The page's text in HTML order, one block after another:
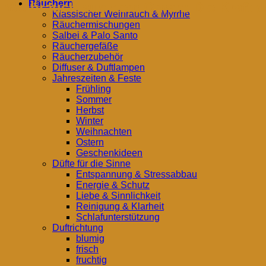
Räuchern
Klassischer Weihrauch & Myrrhe
Räuchermischungen
Salbei & Palo Santo
Räuchergefäße
Räucherzubehör
Diffuser & Duftlampen
Jahreszeiten & Feste
Frühling
Sommer
Herbst
Winter
Weihnachten
Ostern
Geschenkideen
Düfte für die Sinne
Entspannung & Stressabbau
Energie & Schutz
Liebe & Sinnlichkeit
Reinigung & Klarheit
Schlafunterstützung
Duftrichtung
blumig
frisch
fruchtig
Weihrauch aus dem Oman: Die Kraft